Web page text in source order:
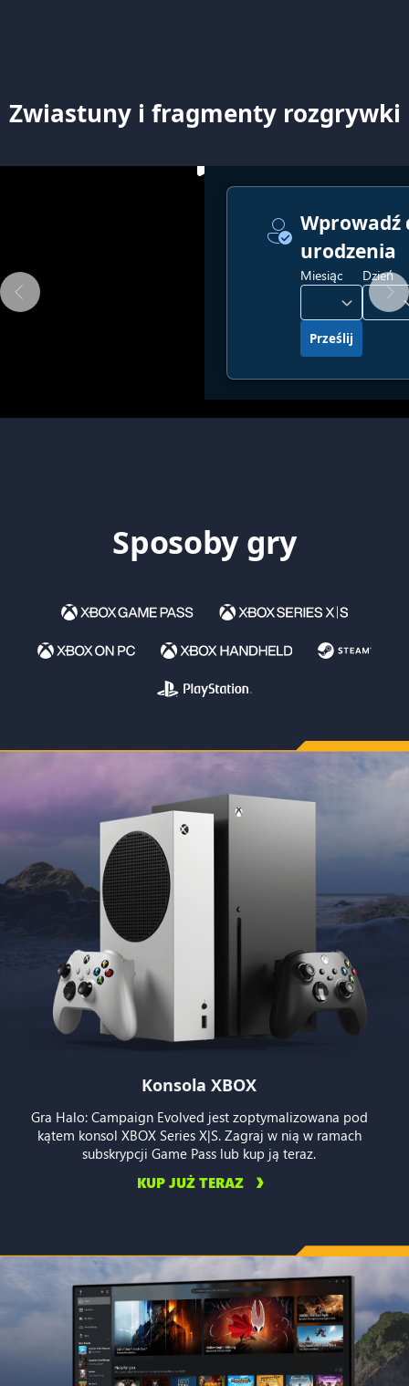
Zwiastuny i fragmenty rozgrywki
Sposoby gry
Konsola XBOX
Gra Halo: Campaign Evolved jest zoptymalizowana pod
kątem konsol XBOX Series X|S. Zagraj w nią w ramach
subskrypcji Game Pass lub kup ją teraz.
KUP JUŻ TERAZ